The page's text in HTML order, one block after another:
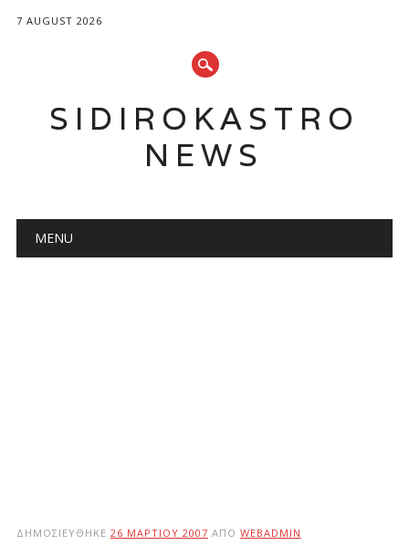
7 AUGUST 2026
SIDIROKASTRO
NEWS
Main menu
MENU
ΔΗΜΟΣΙΕΎΘΗΚΕ 26 ΜΑΡΤΊΟΥ 2007 ΑΠΌ WEBADMIN